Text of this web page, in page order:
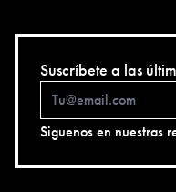
Suscríbete a las
Siguenos en nuestras